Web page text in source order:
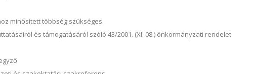
minősített többség szükséges.
és támogatásáról szóló 43/2001. (XI. 08.) önkormányzati rendelet